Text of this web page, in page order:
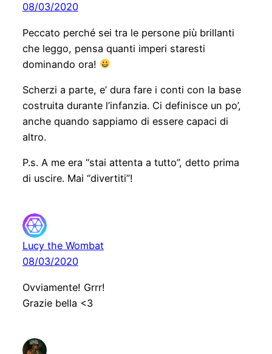
08/03/2020
Peccato perché sei tra le persone più brillanti
che leggo, pensa quanti imperi staresti
dominando ora!
Scherzi a parte, e’ dura fare i conti con la base
costruita durante l’infanzia. Ci definisce un po’,
anche quando sappiamo di essere capaci di
altro.
P.s. A me era “stai attenta a tutto”, detto prima
di uscire. Mai “divertiti”!
Lucy the Wombat
08/03/2020
Ovviamente! Grrr!
Grazie bella <3